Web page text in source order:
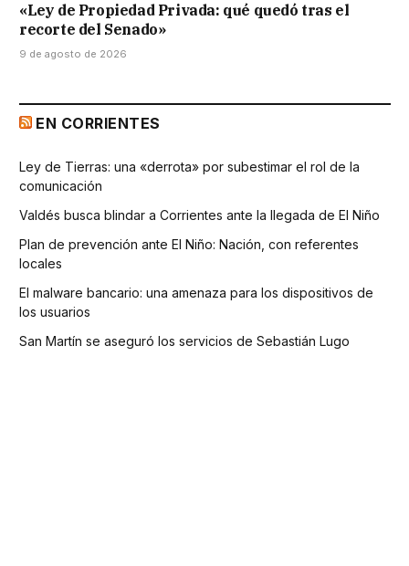
«Ley de Propiedad Privada: qué quedó tras el
recorte del Senado»
9 de agosto de 2026
EN CORRIENTES
Ley de Tierras: una «derrota» por subestimar el rol de la
comunicación
Valdés busca blindar a Corrientes ante la llegada de El Niño
Plan de prevención ante El Niño: Nación, con referentes
locales
El malware bancario: una amenaza para los dispositivos de
los usuarios
San Martín se aseguró los servicios de Sebastián Lugo